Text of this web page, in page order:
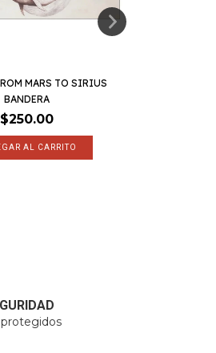
MARS TO SIRIUS
BANDERA
$250.00